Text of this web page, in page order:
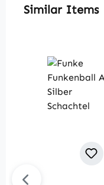
Produktgalerie
Similar Items